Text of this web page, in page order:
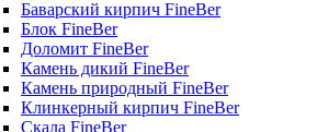
Баварский кирпич FineBer
Блок FineBer
Доломит FineBer
Камень дикий FineBer
Камень природный FineBer
Клинкерный кирпич FineBer
Скала FineBer